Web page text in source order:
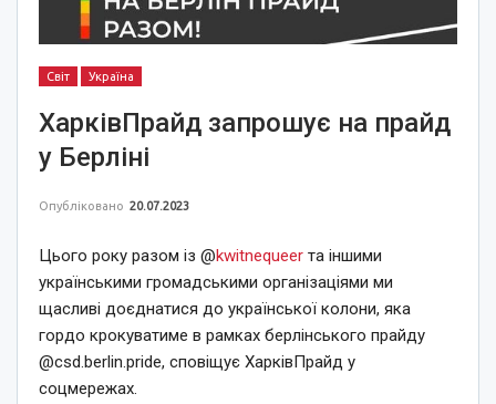
Світ Україна
ХарківПрайд запрошує на прайд
у Берліні
Опубліковано 20.07.2023
Цього року разом із @kwitnequeer та іншими
українськими громадськими організаціями ми
щасливі доєднатися до української колони, яка
гордо крокуватиме в рамках берлінського прайду
@csd.berlin.pride, сповіщує ХарківПрайд у
соцмережах.